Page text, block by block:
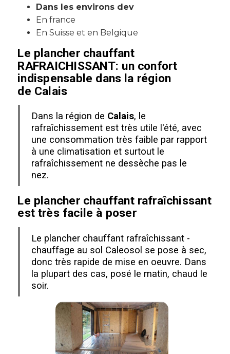
Dans les environs dev
En france
En Suisse et en Belgique
Le plancher chauffant
RAFRAICHISSANT: un confort
indispensable dans la région
de Calais
Dans la région de Calais, le
rafraîchissement est très utile l'été, avec
une consommation très faible par rapport
à une climatisation et surtout le
rafraîchissement ne dessèche pas le
nez.
Le plancher chauffant rafraîchissant
est très facile à poser
Le plancher chauffant rafraîchissant -
chauffage au sol Caleosol se pose à sec,
donc très rapide de mise en oeuvre. Dans
la plupart des cas, posé le matin, chaud le
soir.